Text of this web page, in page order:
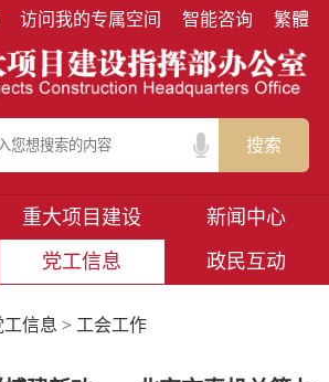
访问我的专属空间 智能咨询 繁體
搜索
重大项目建设
新闻中心
党工信息 政民互动
工信息 > 工会工作